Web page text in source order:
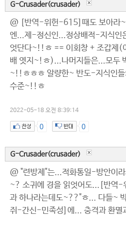
G-Crusader(crusader)
@ [반역-위헌-615]때도 보아라
엔...제-정신인...정상배적-지식인
엇단다~!!ㅎ == 이회창 + 조갑제(
배 엿지~!ㅎ)...나머지들은...모두
~!!ㅎㅎㅎ 알량한~ 반도-지식인
수준~!!ㅎ
2022-05-18 오전 8:39:14
0 0
G-Crusader(crusader)
@ "련방제"는...적화통일-방안이
~? 소귀에 경을 읽엇어도...[반역
과 하나라는데도~??"ㅎ... 다들~
쥐-간신-민족성]에... 충격과 환멸